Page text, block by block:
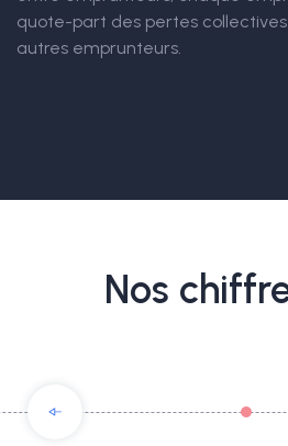
quote-part des pertes
autres emprunteurs.
Nos